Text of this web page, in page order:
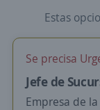
Estas
Se precisa
Jefe de
Empresa de